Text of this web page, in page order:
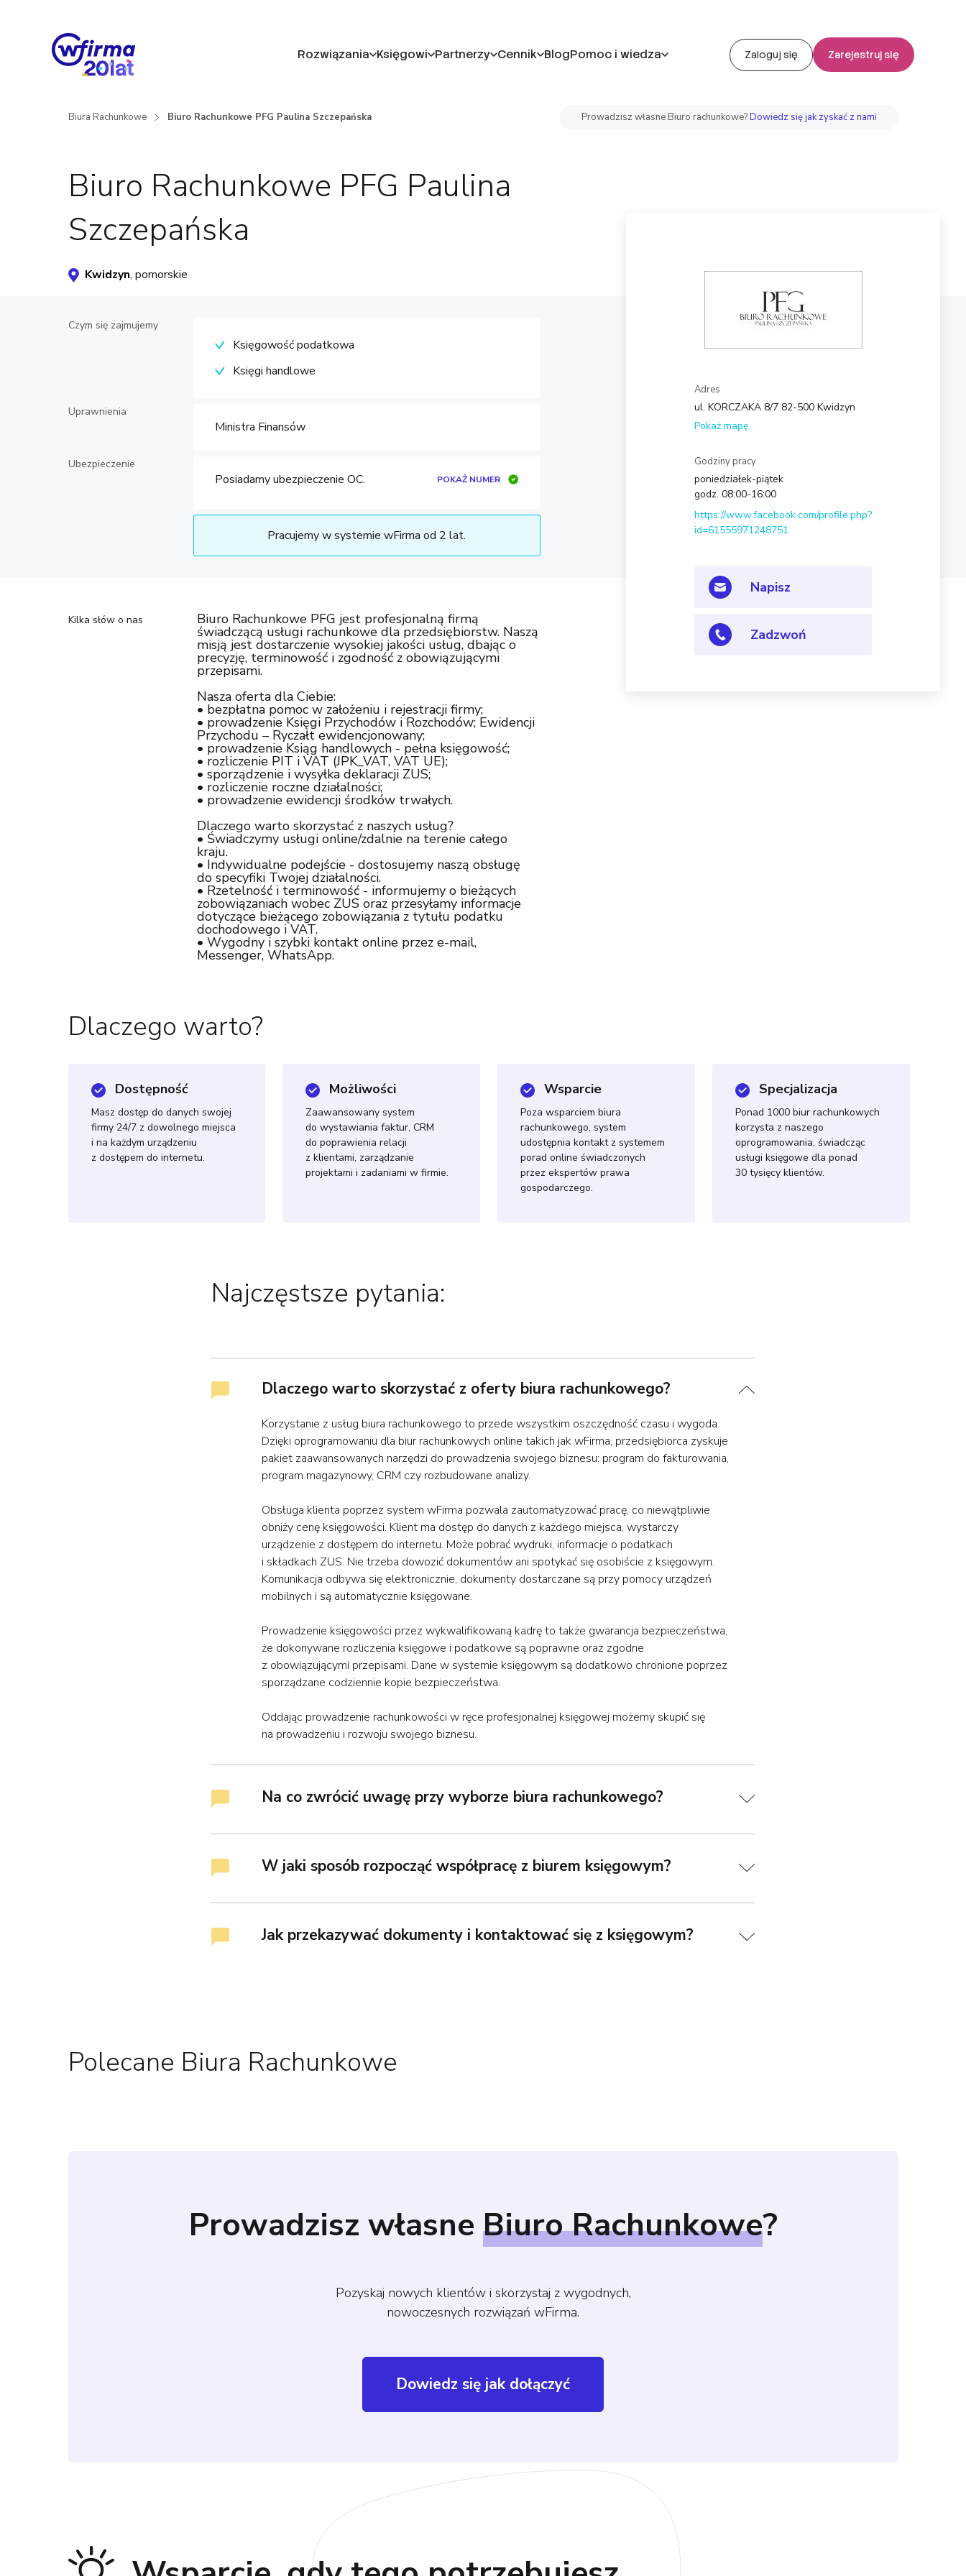
Rozwiązania Księgowi Partnerzy Cennik BlogPomoc i wiedza Zaloguj się Zarejestruj się
Biura Rachunkowe Biuro Rachunkowe PFG Paulina Szczepańska Prowadzisz własne Biuro rachunkowe?Dowiedz się jak zyskać z nami
Biuro Rachunkowe PFG Paulina
Szczepańska
Kwidzyn, pomorskie
Czym się zajmujemy
Księgowość podatkowa
Księgi handlowe
Uprawnienia
Ministra Finansów
Ubezpieczenie
Posiadamy ubezpieczenie OC. POKAŻ NUMER
Pracujemy w systemie wFirma od 2 lat.
Adres
ul. KORCZAKA 8/7 82-500 Kwidzyn
Pokaż mapę
Godziny pracy
poniedziałek-piątek
godz. 08:00-16:00
https://www.facebook.com/profile.php?
id=61555971248751
Napisz
Zadzwoń
Kilka słów o nas Biuro Rachunkowe PFG jest profesjonalną firmą
świadczącą usługi rachunkowe dla przedsiębiorstw. Naszą
misją jest dostarczenie wysokiej jakości usług, dbając o
precyzję, terminowość i zgodność z obowiązującymi
przepisami.
Nasza oferta dla Ciebie:
• bezpłatna pomoc w założeniu i rejestracji firmy;
• prowadzenie Księgi Przychodów i Rozchodów; Ewidencji
Przychodu – Ryczałt ewidencjonowany;
• prowadzenie Ksiąg handlowych - pełna księgowość;
• rozliczenie PIT i VAT (JPK_VAT, VAT UE);
• sporządzenie i wysyłka deklaracji ZUS;
• rozliczenie roczne działalności;
• prowadzenie ewidencji środków trwałych.
Dlaczego warto skorzystać z naszych usług?
• Świadczymy usługi online/zdalnie na terenie całego
kraju.
• Indywidualne podejście - dostosujemy naszą obsługę
do specyfiki Twojej działalności.
• Rzetelność i terminowość - informujemy o bieżących
zobowiązaniach wobec ZUS oraz przesyłamy informacje
dotyczące bieżącego zobowiązania z tytułu podatku
dochodowego i VAT.
• Wygodny i szybki kontakt online przez e-mail,
Messenger, WhatsApp.
Dlaczego warto?
Dostępność
Masz dostęp do danych swojej
firmy 24/7 z dowolnego miejsca
i na każdym urządzeniu
z dostępem do internetu.
Możliwości
Zaawansowany system
do wystawiania faktur, CRM
do poprawienia relacji
z klientami, zarządzanie
projektami i zadaniami w firmie.
Wsparcie
Poza wsparciem biura
rachunkowego, system
udostępnia kontakt z systemem
porad online świadczonych
przez ekspertów prawa
gospodarczego.
Specjalizacja
Ponad 1000 biur rachunkowych
korzysta z naszego
oprogramowania, świadcząc
usługi księgowe dla ponad
30 tysięcy klientów.
Najczęstsze pytania:
Dlaczego warto skorzystać z oferty biura rachunkowego?
Korzystanie z usług biura rachunkowego to przede wszystkim oszczędność czasu i wygoda.
Dzięki oprogramowaniu dla biur rachunkowych online takich jak wFirma, przedsiębiorca zyskuje
pakiet zaawansowanych narzędzi do prowadzenia swojego biznesu: program do fakturowania,
program magazynowy, CRM czy rozbudowane analizy.
Obsługa klienta poprzez system wFirma pozwala zautomatyzować pracę, co niewątpliwie
obniży cenę księgowości. Klient ma dostęp do danych z każdego miejsca, wystarczy
urządzenie z dostępem do internetu. Może pobrać wydruki, informacje o podatkach
i składkach ZUS. Nie trzeba dowozić dokumentów ani spotykać się osobiście z księgowym.
Komunikacja odbywa się elektronicznie, dokumenty dostarczane są przy pomocy urządzeń
mobilnych i są automatycznie księgowane.
Prowadzenie księgowości przez wykwalifikowaną kadrę to także gwarancja bezpieczeństwa,
że dokonywane rozliczenia księgowe i podatkowe są poprawne oraz zgodne
z obowiązującymi przepisami. Dane w systemie księgowym są dodatkowo chronione poprzez
sporządzane codziennie kopie bezpieczeństwa.
Oddając prowadzenie rachunkowości w ręce profesjonalnej księgowej możemy skupić się
na prowadzeniu i rozwoju swojego biznesu.
Na co zwrócić uwagę przy wyborze biura rachunkowego?
W jaki sposób rozpocząć współpracę z biurem księgowym?
Jak przekazywać dokumenty i kontaktować się z księgowym?
Polecane Biura Rachunkowe
Prowadzisz własne Biuro Rachunkowe?
Pozyskaj nowych klientów i skorzystaj z wygodnych,
nowoczesnych rozwiązań wFirma.
Dowiedz się jak dołączyć